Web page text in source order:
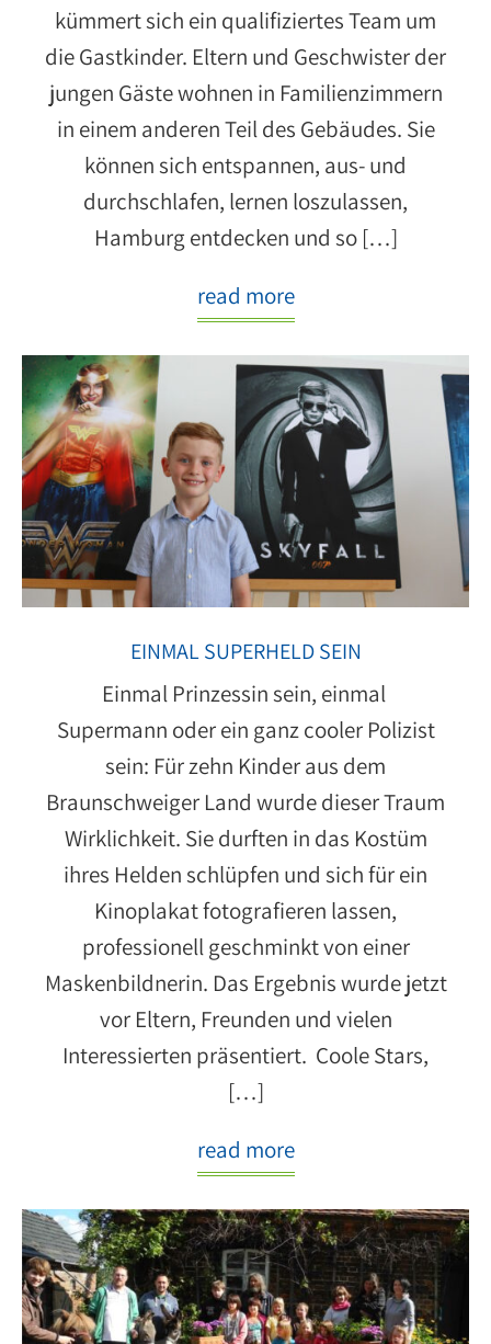
kümmert sich ein qualifiziertes Team um
die Gastkinder. Eltern und Geschwister der
jungen Gäste wohnen in Familienzimmern
in einem anderen Teil des Gebäudes. Sie
können sich entspannen, aus- und
durchschlafen, lernen loszulassen,
Hamburg entdecken und so […]
read more
EINMAL SUPERHELD SEIN
Einmal Prinzessin sein, einmal
Supermann oder ein ganz cooler Polizist
sein: Für zehn Kinder aus dem
Braunschweiger Land wurde dieser Traum
Wirklichkeit. Sie durften in das Kostüm
ihres Helden schlüpfen und sich für ein
Kinoplakat fotografieren lassen,
professionell geschminkt von einer
Maskenbildnerin. Das Ergebnis wurde jetzt
vor Eltern, Freunden und vielen
Interessierten präsentiert. Coole Stars,
[…]
read more